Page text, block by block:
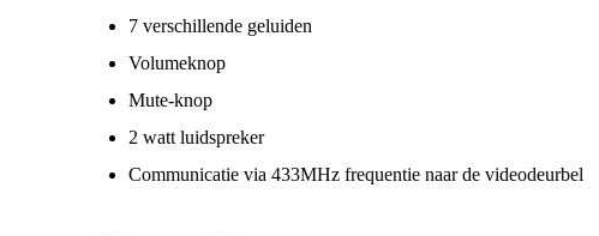
7 verschillende geluiden
Volumeknop
Mute-knop
2 watt luidspreker
Communicatie via 433MHz frequentie naar de videodeurbel